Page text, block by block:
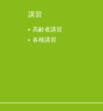
講習
高齢者講習
各種講習